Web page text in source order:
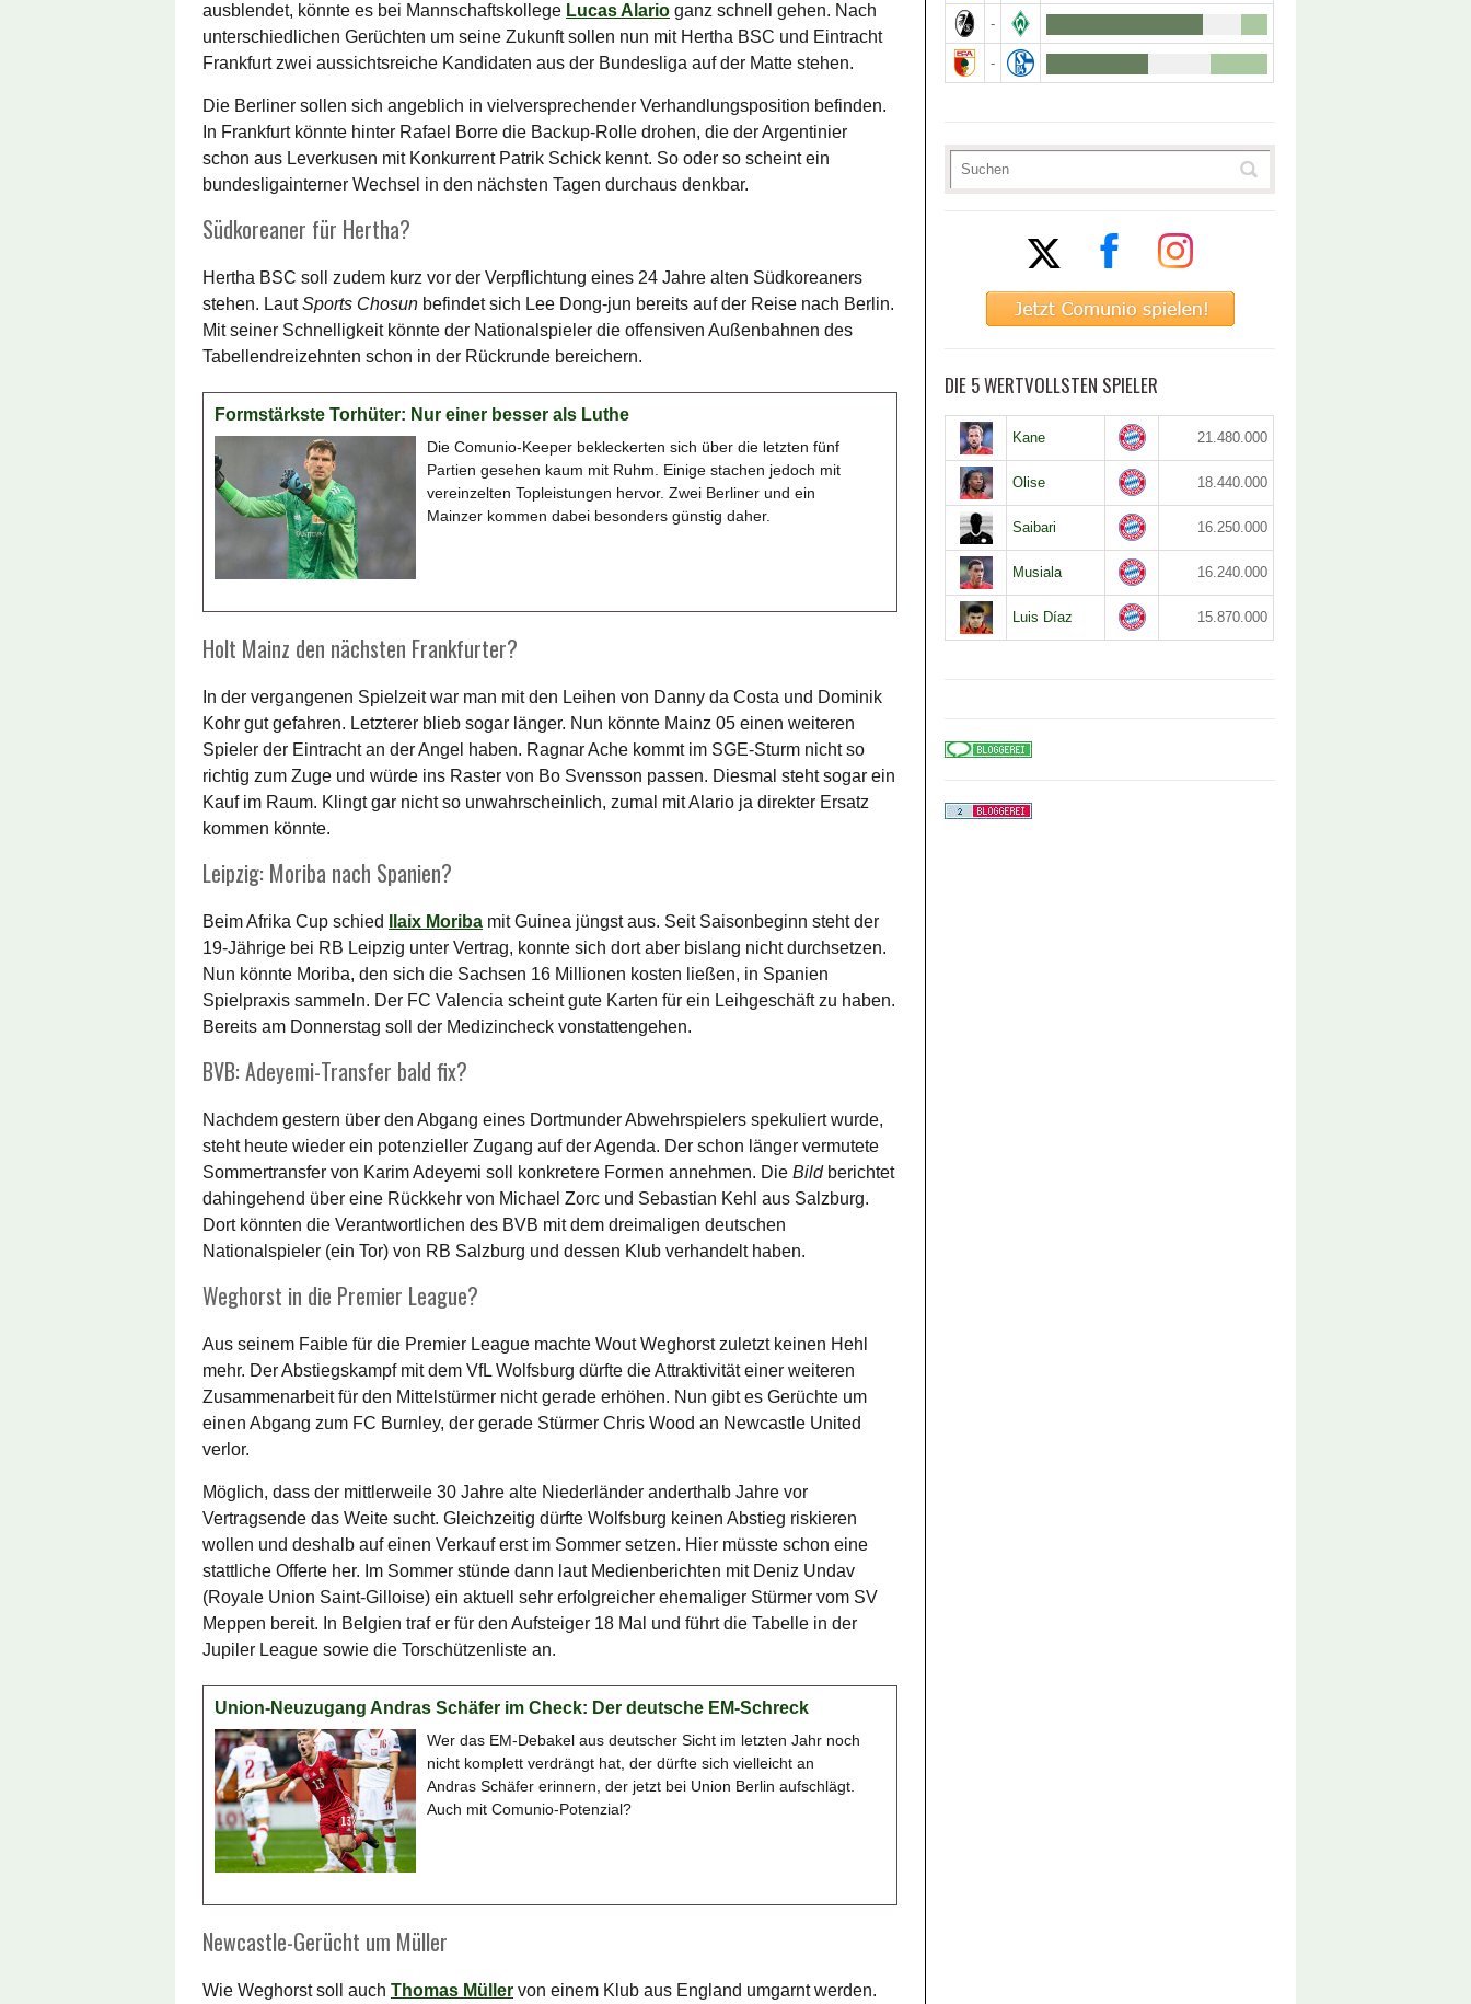
ausblendet, könnte es bei Mannschaftskollege Lucas Alario ganz schnell gehen. Nach
unterschiedlichen Gerüchten um seine Zukunft sollen nun mit Hertha BSC und Eintracht
Frankfurt zwei aussichtsreiche Kandidaten aus der Bundesliga auf der Matte stehen.
Die Berliner sollen sich angeblich in vielversprechender Verhandlungsposition befinden.
In Frankfurt könnte hinter Rafael Borre die Backup-Rolle drohen, die der Argentinier
schon aus Leverkusen mit Konkurrent Patrik Schick kennt. So oder so scheint ein
bundesligainterner Wechsel in den nächsten Tagen durchaus denkbar.
Südkoreaner für Hertha?
Hertha BSC soll zudem kurz vor der Verpflichtung eines 24 Jahre alten Südkoreaners
stehen. LautSports Chosun befindet sich Lee Dong-jun bereits auf der Reise nach Berlin.
Mit seiner Schnelligkeit könnte der Nationalspieler die offensiven Außenbahnen des
Tabellendreizehnten schon in der Rückrunde bereichern.
Formstärkste Torhüter: Nur einer besser als Luthe
Die Comunio-Keeper bekleckerten sich über die letzten fünf
Partien gesehen kaum mit Ruhm. Einige stachen jedoch mit
vereinzelten Topleistungen hervor. Zwei Berliner und ein
Mainzer kommen dabei besonders günstig daher.
Holt Mainz den nächsten Frankfurter?
In der vergangenen Spielzeit war man mit den Leihen von Danny da Costa und Dominik
Kohr gut gefahren. Letzterer blieb sogar länger. Nun könnte Mainz 05 einen weiteren
Spieler der Eintracht an der Angel haben. Ragnar Ache kommt im SGE-Sturm nicht so
richtig zum Zuge und würde ins Raster von Bo Svensson passen. Diesmal steht sogar ein
Kauf im Raum. Klingt gar nicht so unwahrscheinlich, zumal mit Alario ja direkter Ersatz
kommen könnte.
Leipzig: Moriba nach Spanien?
Beim Afrika Cup schied Ilaix Moriba mit Guinea jüngst aus. Seit Saisonbeginn steht der
19-Jährige bei RB Leipzig unter Vertrag, konnte sich dort aber bislang nicht durchsetzen.
Nun könnte Moriba, den sich die Sachsen 16 Millionen kosten ließen, in Spanien
Spielpraxis sammeln. Der FC Valencia scheint gute Karten für ein Leihgeschäft zu haben.
Bereits am Donnerstag soll der Medizincheck vonstattengehen.
BVB: Adeyemi-Transfer bald fix?
Nachdem gestern über den Abgang eines Dortmunder Abwehrspielers spekuliert wurde,
steht heute wieder ein potenzieller Zugang auf der Agenda. Der schon länger vermutete
Sommertransfer von Karim Adeyemi soll konkretere Formen annehmen. Die Bildberichtet
dahingehend über eine Rückkehr von Michael Zorc und Sebastian Kehl aus Salzburg.
Dort könnten die Verantwortlichen des BVB mit dem dreimaligen deutschen
Nationalspieler (ein Tor) von RB Salzburg und dessen Klub verhandelt haben.
Weghorst in die Premier League?
Aus seinem Faible für die Premier League machte Wout Weghorst zuletzt keinen Hehl
mehr. Der Abstiegskampf mit dem VfL Wolfsburg dürfte die Attraktivität einer weiteren
Zusammenarbeit für den Mittelstürmer nicht gerade erhöhen. Nun gibt es Gerüchte um
einen Abgang zum FC Burnley, der gerade Stürmer Chris Wood an Newcastle United
verlor.
Möglich, dass der mittlerweile 30 Jahre alte Niederländer anderthalb Jahre vor
Vertragsende das Weite sucht. Gleichzeitig dürfte Wolfsburg keinen Abstieg riskieren
wollen und deshalb auf einen Verkauf erst im Sommer setzen. Hier müsste schon eine
stattliche Offerte her. Im Sommer stünde dann laut Medienberichten mit Deniz Undav
(Royale Union Saint-Gilloise) ein aktuell sehr erfolgreicher ehemaliger Stürmer vom SV
Meppen bereit. In Belgien traf er für den Aufsteiger 18 Mal und führt die Tabelle in der
Jupiler League sowie die Torschützenliste an.
Union-Neuzugang Andras Schäfer im Check: Der deutsche EM-Schreck
Wer das EM-Debakel aus deutscher Sicht im letzten Jahr noch
nicht komplett verdrängt hat, der dürfte sich vielleicht an
Andras Schäfer erinnern, der jetzt bei Union Berlin aufschlägt.
Auch mit Comunio-Potenzial?
Newcastle-Gerücht um Müller
Wie Weghorst soll auch Thomas Müller von einem Klub aus England umgarnt werden.
-
-
DIE 5 WERTVOLLSTEN SPIELER
Kane 21.480.000
Olise 18.440.000
Saibari 16.250.000
Musiala 16.240.000
Luis Díaz 15.870.000